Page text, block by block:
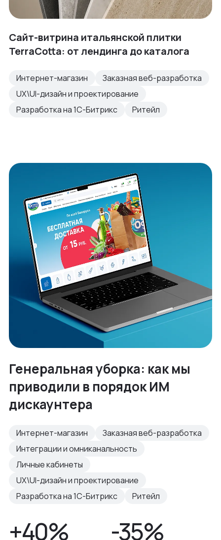
Сайт-витрина итальянской плитки
TerraCotta: от лендинга до каталога
Интернет-магазин
Заказная веб-разработка
UX\UI-дизайн и проектирование
Разработка на 1С-Битрикс
Ритейл
Генеральная уборка: как мы
приводили в порядок ИМ
дискаунтера
Интернет-магазин
Заказная веб-разработка
Интеграции и омниканальность
Личные кабинеты
UX\UI-дизайн и проектирование
Разработка на 1С-Битрикс
Ритейл
+40% -35%